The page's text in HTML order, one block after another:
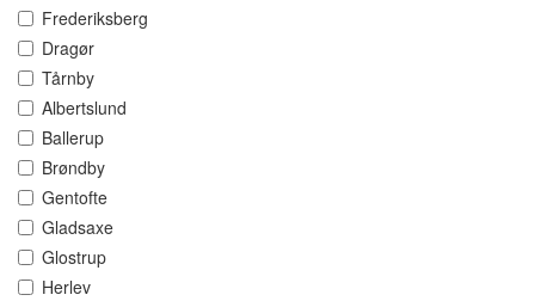
Frederiksberg
Dragør
Tårnby
Albertslund
Ballerup
Brøndby
Gentofte
Gladsaxe
Glostrup
Herlev